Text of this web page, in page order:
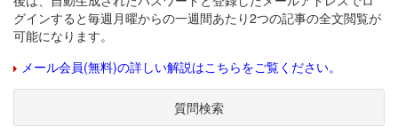
グインすると毎週月曜からの一週間あたり2つの記事の全文閲覧が
可能になります。
メール会員(無料)の詳しい解説はこちらをご覧ください。
質問検索